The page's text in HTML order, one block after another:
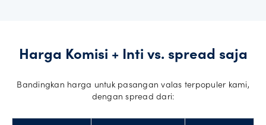
Harga Komisi + Inti vs. spread saja
Bandingkan harga untuk pasangan valas terpopuler kami,
dengan spread dari: